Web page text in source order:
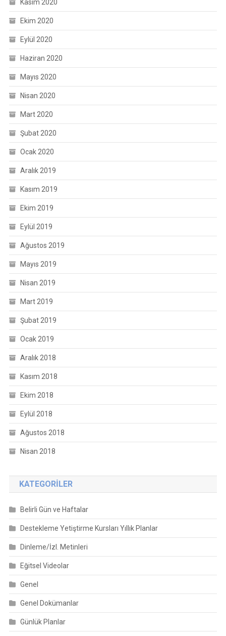
Kasım 2020
Ekim 2020
Eylül 2020
Haziran 2020
Mayıs 2020
Nisan 2020
Mart 2020
Şubat 2020
Ocak 2020
Aralık 2019
Kasım 2019
Ekim 2019
Eylül 2019
Ağustos 2019
Mayıs 2019
Nisan 2019
Mart 2019
Şubat 2019
Ocak 2019
Aralık 2018
Kasım 2018
Ekim 2018
Eylül 2018
Ağustos 2018
Nisan 2018
KATEGORILER
Belirli Gün ve Haftalar
Destekleme Yetiştirme Kursları Yıllık Planlar
Dinleme/İzl. Metinleri
Eğitsel Videolar
Genel
Genel Dokümanlar
Günlük Planlar